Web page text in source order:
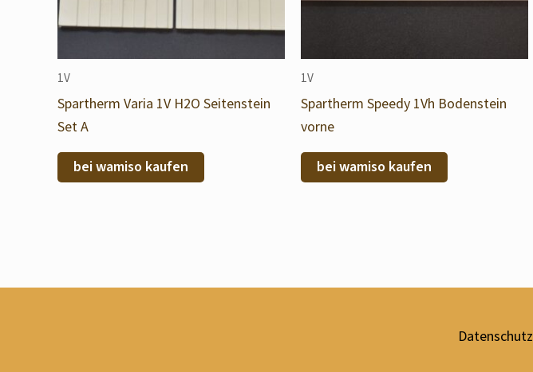
1V
Spartherm Varia 1V H2O Seitenstein
Set A
bei wamiso kaufen
1V
Spartherm Speedy 1Vh Bodenstein
vorne
bei wamiso kaufen
Datenschutz